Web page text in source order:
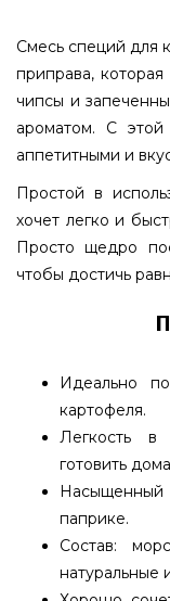
Смесь специй для
приправа,
чипсы и
ароматом. С
аппетитными и
Простой в
хочет легко и
Просто щедро
чтобы достичь
Идеально
картофеля.
Легкость в
готовить
паприке.
Состав:
натуральные